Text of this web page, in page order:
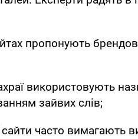
пропонують брендові
використовують
зайвих слів;
часто вимагають